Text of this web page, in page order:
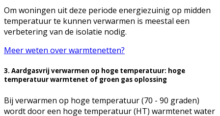
Om woningen uit deze periode energiezuinig op midden
temperatuur te kunnen verwarmen is meestal een
verbetering van de isolatie nodig.
Meer weten over warmtenetten?
3. Aardgasvrij verwarmen op hoge temperatuur: hoge
temperatuur warmtenet of groen gas oplossing
Bij verwarmen op hoge temperatuur (70 - 90 graden)
wordt door een hoge temperatuur (HT) warmtenet water